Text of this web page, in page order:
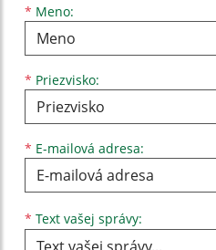
* Meno:
Meno
* Priezvisko:
Priezvisko
* E-mailová adresa:
E-mailová adresa
* Text vašej správy: